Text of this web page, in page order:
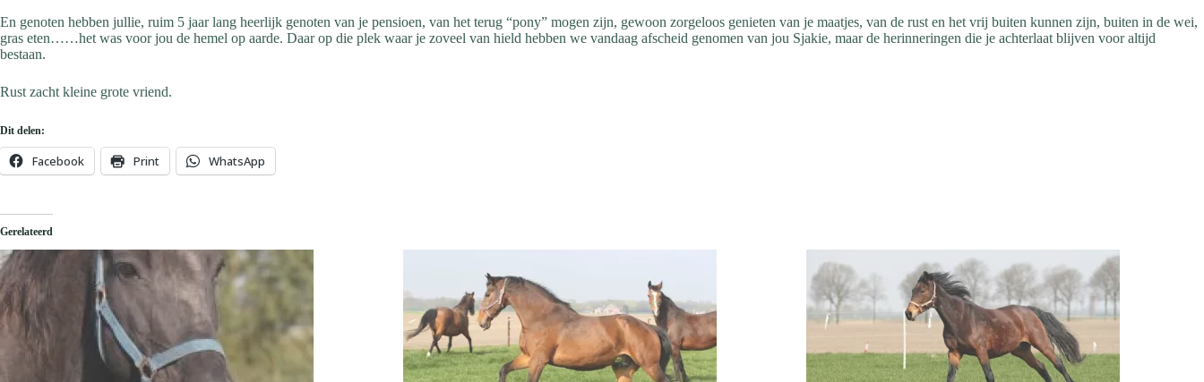
En genoten hebben jullie, ruim 5 jaar lang heerlijk genoten van je pensioen, van het terug “pony” mogen zijn, gewoon zorgeloos genieten van je maatjes, van de rust en het vrij buiten kunnen zijn, buiten in de wei,
gras eten……het was voor jou de hemel op aarde. Daar op die plek waar je zoveel van hield hebben we vandaag afscheid genomen van jou Sjakie, maar de herinneringen die je achterlaat blijven voor altijd
bestaan.
Rust zacht kleine grote vriend.
Dit delen:
Facebook Print WhatsApp
Gerelateerd